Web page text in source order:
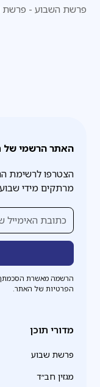
פרשת השבוע - פרשת
האתר הרשמי של
הצטרפו לרשימת
מרתקים מידי
הרשמה מאשרת הסכמתך
הפרטיות של האתר.
מדורי תוכן
פרשת שבוע
מגזין חב״ד